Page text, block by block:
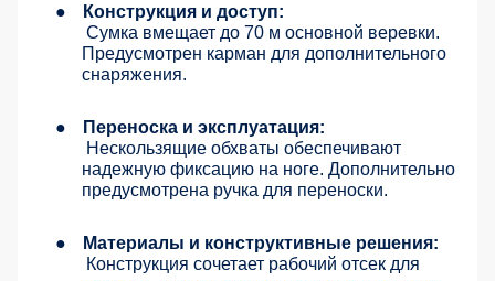
●
Конструкция и доступ:
Сумка вмещает до 70 м основной веревки.
Предусмотрен карман для дополнительного
снаряжения.
●
Переноска и эксплуатация:
Нескользящие обхваты обеспечивают
надежную фиксацию на ноге. Дополнительно
предусмотрена ручка для переноски.
●
Материалы и конструктивные решения:
Конструкция сочетает рабочий отсек для